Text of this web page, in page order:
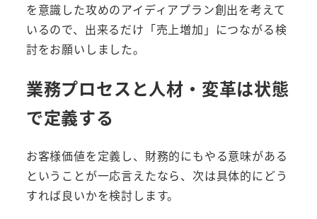
を意識した攻めのアイディアプラン創出を考えて
いるので、出来るだけ「売上増加」につながる検
討をお願いしました。
業務プロセスと人材・変革は状態
で定義する
お客様価値を定義し、財務的にもやる意味がある
ということが一応言えたなら、次は具体的にどう
すれば良いかを検討します。